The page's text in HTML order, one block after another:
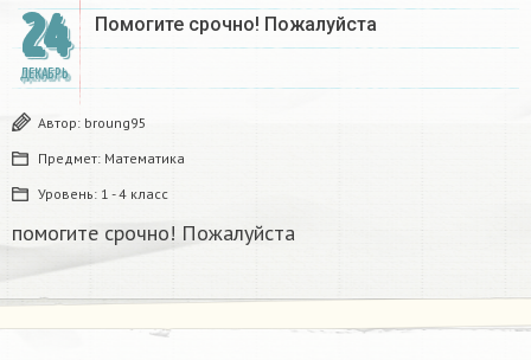
24
ДЕКАБРЬ
Помогите срочно! Пожалуйста
Автор: broung95
Предмет: Математика
Уровень: 1 - 4 класс
помогите срочно! Пожалуйста